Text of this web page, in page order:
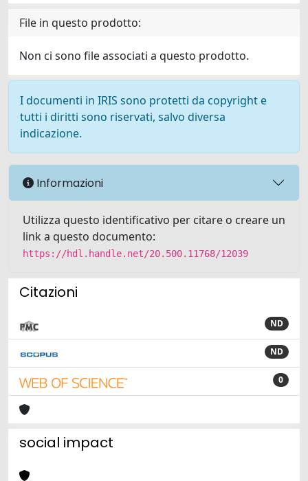
File in questo prodotto:
Non ci sono file associati a questo prodotto.
I documenti in IRIS sono protetti da copyright e
tutti i diritti sono riservati, salvo diversa
indicazione.
Informazioni
Utilizza questo identificativo per citare o creare un
link a questo documento:
https://hdl.handle.net/20.500.11768/12039
Citazioni
ND
ND
0
social impact